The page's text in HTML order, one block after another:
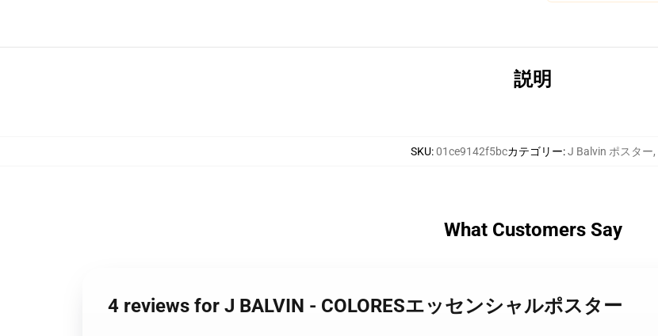
説明
SKU:01ce9142f5bcカテゴリー:J Balvin ポスター,
What Customers Say
4 reviews for J BALVIN - COLORESエッセンシャルポスター